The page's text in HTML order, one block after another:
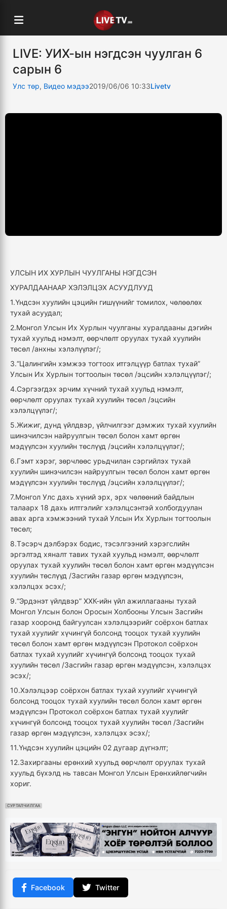
LIVE: УИХ-ын нэгдсэн чуулган 6
сарын 6
Улс төр, Видео мэдээ2019/06/06 10:33Livetv
УЛСЫН ИХ ХУРЛЫН ЧУУЛГАНЫ НЭГДСЭН
ХУРАЛДААНААР ХЭЛЭЛЦЭХ АСУУДЛУУД
1.Үндсэн хуулийн цэцийн гишүүнийг томилох, чөлөөлөх
тухай асуудал;
2.Монгол Улсын Их Хурлын чуулганы хуралдааны дэгийн
тухай хуульд нэмэлт, өөрчлөлт оруулах тухай хуулийн
төсөл /анхны хэлэлүүлэг/;
3.“Цалингийн хэмжээ тогтоох итгэлцүүр батлах тухай”
Улсын Их Хурлын тогтоолын төсөл /эцсийн хэлэлцүүлэг/;
4.Сэргээгдэх эрчим хүчний тухай хуульд нэмэлт,
өөрчлөлт оруулах тухай хуулийн төсөл /эцсийн
хэлэлцүүлэг/;
5.Жижиг, дунд үйлдвэр, үйлчилгээг дэмжих тухай хуулийн
шинэчилсэн найруулгын төсөл болон хамт өргөн
мэдүүлсэн хуулийн төслүүд /эцсийн хэлэлцүүлэг/;
6.Гэмт хэрэг, зөрчлөөс урьдчилан сэргийлэх тухай
хуулийн шинэчилсэн найруулгын төсөл болон хамт өргөн
мэдүүлсэн хуулийн төслүүд /эцсийн хэлэлцүүлэг/;
7.Монгол Улс дахь хүний эрх, эрх чөлөөний байдлын
талаарх 18 дахь илтгэлийг хэлэлцсэнтэй холбогдуулан
авах арга хэмжээний тухай Улсын Их Хурлын тогтоолын
төсөл;
8.Тэсэрч дэлбэрэх бодис, тэсэлгээний хэрэгслийн
эргэлтэд хяналт тавих тухай хуульд нэмэлт, өөрчлөлт
оруулах тухай хуулийн төсөл болон хамт өргөн мэдүүлсэн
хуулийн төслүүд /Засгийн газар өргөн мэдүүлсэн,
хэлэлцэх эсэх/;
9.“Эрдэнэт үйлдвэр” ХХК-ийн үйл ажиллагааны тухай
Монгол Улсын болон Оросын Холбооны Улсын Засгийн
газар хооронд байгуулсан хэлэлцээрийг соёрхон батлах
тухай хуулийг хүчингүй болсонд тооцох тухай хуулийн
төсөл болон хамт өргөн мэдүүлсэн Протокол соёрхон
батлах тухай хуулийг хүчингүй болсонд тооцох тухай
хуулийн төсөл /Засгийн газар өргөн мэдүүлсэн, хэлэлцэх
эсэх/;
10.Хэлэлцээр соёрхон батлах тухай хуулийг хүчингүй
болсонд тооцох тухай хуулийн төсөл болон хамт өргөн
мэдүүлсэн Протокол соёрхон батлах тухай хуулийг
хүчингүй болсонд тооцох тухай хуулийн төсөл /Засгийн
газар өргөн мэдүүлсэн, хэлэлцэх эсэх/;
11.Үндсэн хуулийн цэцийн 02 дугаар дүгнэлт;
12.Захиргааны ерөнхий хуульд өөрчлөлт оруулах тухай
хуульд бүхэлд нь тавсан Монгол Улсын Ерөнхийлөгчийн
хориг.
СУРТАЛЧИЛГАА
Facebook Twitter